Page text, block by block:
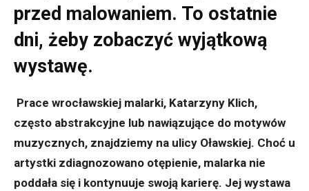
przed malowaniem. To ostatnie
dni, żeby zobaczyć wyjątkową
wystawę.
Prace wrocławskiej malarki, Katarzyny Klich,
często abstrakcyjne lub nawiązujące do motywów
muzycznych, znajdziemy na ulicy Oławskiej. Choć u
artystki zdiagnozowano otępienie, malarka nie
poddała się i kontynuuje swoją karierę. Jej wystawa